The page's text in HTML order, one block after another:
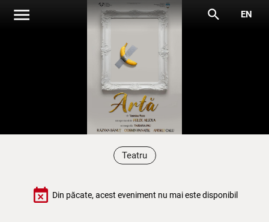
menu search EN
Teatru
event_busy Din păcate, acest eveniment nu mai este disponibil